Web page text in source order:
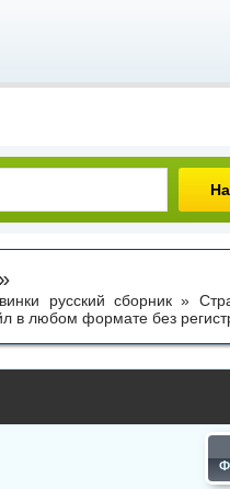
русский сборник »
в любом формате без